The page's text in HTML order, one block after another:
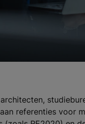
referenties voor